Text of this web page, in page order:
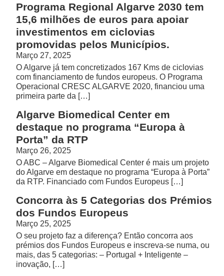
Programa Regional Algarve 2030 tem
15,6 milhões de euros para apoiar
investimentos em ciclovias
promovidas pelos Municípios.
Março 27, 2025
O Algarve já tem concretizados 167 Kms de ciclovias
com financiamento de fundos europeus. O Programa
Operacional CRESC ALGARVE 2020, financiou uma
primeira parte da […]
Algarve Biomedical Center em
destaque no programa “Europa à
Porta” da RTP
Março 26, 2025
O ABC – Algarve Biomedical Center é mais um projeto
do Algarve em destaque no programa “Europa à Porta”
da RTP. Financiado com Fundos Europeus […]
Concorra às 5 Categorias dos Prémios
dos Fundos Europeus
Março 25, 2025
O seu projeto faz a diferença? Então concorra aos
prémios dos Fundos Europeus e inscreva-se numa, ou
mais, das 5 categorias: – Portugal + Inteligente –
inovação, […]